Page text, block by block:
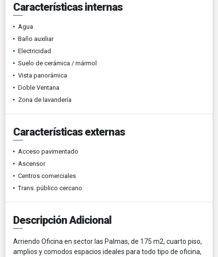
Características internas
Agua
Baño auxiliar
Electricidad
Suelo de cerámica / mármol
Vista panorámica
Doble Ventana
Zona de lavandería
Características externas
Acceso pavimentado
Ascensor
Centros comerciales
Trans. público cercano
Descripción Adicional
Arriendo Oficina en sector las Palmas, de 175 m2, cuarto piso,
amplios y comodos espacios ideales para todo tipo de oficina,